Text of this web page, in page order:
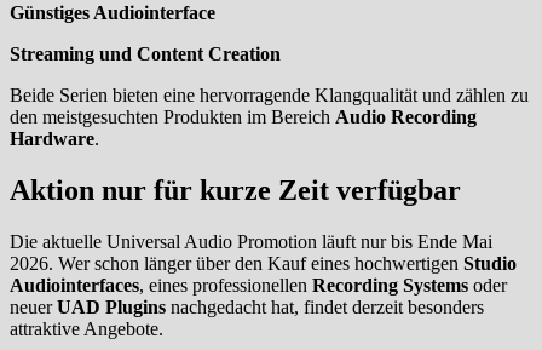
Günstiges Audiointerface
Streaming und Content Creation
Beide Serien bieten eine hervorragende Klangqualität und zählen zu
den meistgesuchten Produkten im Bereich Audio Recording
Hardware.
Aktion nur für kurze Zeit verfügbar
Die aktuelle Universal Audio Promotion läuft nur bis Ende Mai
2026. Wer schon länger über den Kauf eines hochwertigen Studio
Audiointerfaces, eines professionellen Recording Systems oder
neuerUAD Plugins nachgedacht hat, findet derzeit besonders
attraktive Angebote.